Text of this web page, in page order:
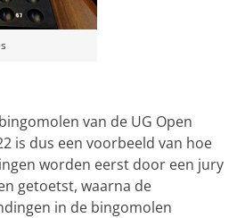
van de UG Open
is dus een voorbeeld van hoe
worden eerst door een jury
getoetst, waarna de
in de bingomolen